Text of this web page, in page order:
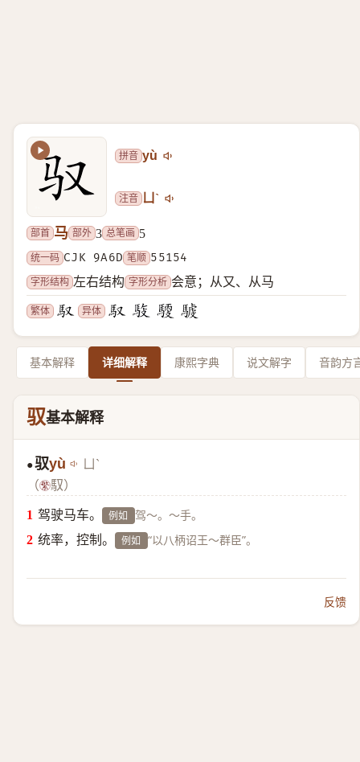
拼音 yù
注音 ㄩˋ
部首 马 部外 3 总笔画 5
统一码 CJK 9A6D 笔顺 55154
字形结构 左右结构 字形分析 会意；从又、从马
繁体 异体
基本解释 详细解释 康熙字典 说文解字 音韵方
驭基本解释
●驭yù ㄩˋ
（
馭）
驾驶马车。
例如 驾～。～手。
统率，控制。 例如 “以八柄诏王～群臣”。
反馈